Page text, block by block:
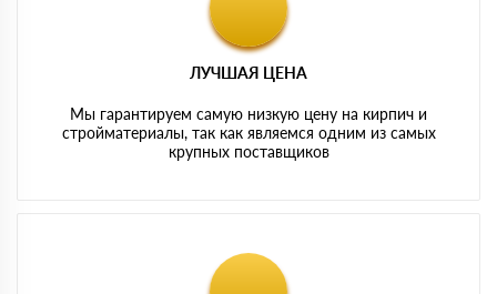
ЛУЧШАЯ ЦЕНА
Мы гарантируем самую низкую цену на кирпич и
стройматериалы, так как являемся одним из самых
крупных поставщиков